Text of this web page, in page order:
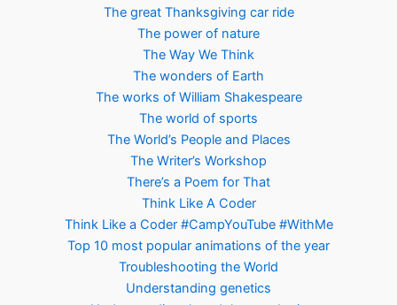
The great Thanksgiving car ride
The power of nature
The Way We Think
The wonders of Earth
The works of William Shakespeare
The world of sports
The World’s People and Places
The Writer’s Workshop
There’s a Poem for That
Think Like A Coder
Think Like a Coder #CampYouTube #WithMe
Top 10 most popular animations of the year
Troubleshooting the World
Understanding genetics